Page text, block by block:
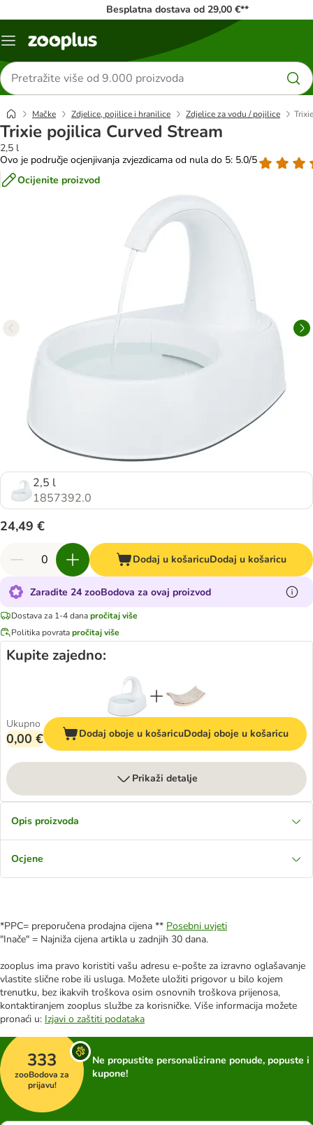
Besplatna dostava od 29,00 €**
Izbornik
Traži
proizvode
Mačke Zdjelice, pojilice i hranilice Zdjelice za vodu / pojilice
Trixie pojilica Curved Stream
2,5 l
Ovo je područje ocjenjivanja zvjezdicama od nula do 5: 5.0/5
Ocijenite proizvod
2,5 l
1857392.0
24,49 €
Dodaj u košaricuDodaj u košaricu
Zaradite 24 zooBodova za ovaj proizvod
Dostava za 1-4 danapročitaj više
Politika povratapročitaj više
Kupite zajedno:
Ukupno
0,00 € Dodaj oboje u košaricuDodaj oboje u košaricu
Prikaži detalje
Opis proizvoda
Ocjene
*PPC= preporučena prodajna cijena ** Posebni uvjeti
"Inače" = Najniža cijena artikla u zadnjih 30 dana.
zooplus ima pravo koristiti vašu adresu e-pošte za izravno oglašavanje
vlastite slične robe ili usluga. Možete uložiti prigovor u bilo kojem
trenutku, bez ikakvih troškova osim osnovnih troškova prijenosa,
kontaktiranjem zooplus službe za korisničke. Više informacija možete
pronaći u: Izjavi o zaštiti podataka
333
zooBodova za
prijavu!
Ne propustite personalizirane ponude, popuste i
kupone!